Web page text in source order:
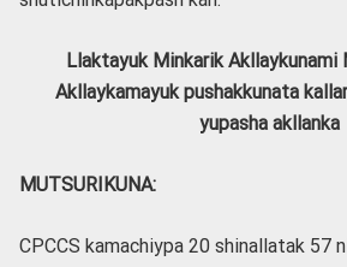
Llaktayuk Minkarik Akllaykunami
Akllaykamayuk pushakkunata
yupasha akllanka
MUTSURIKUNA:
CPCCS kamachiypa 20 shinallatak 57